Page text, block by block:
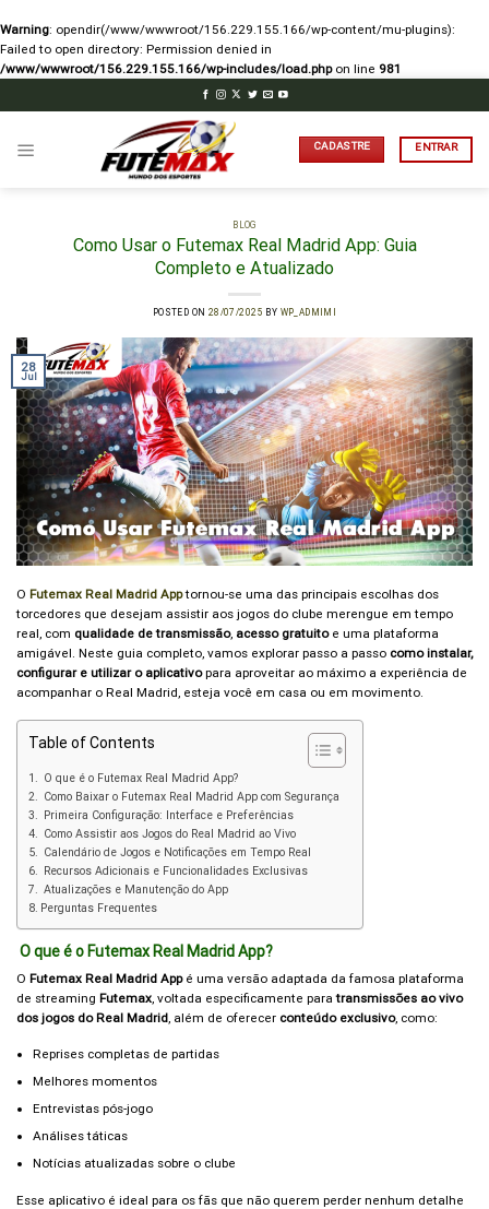
Warning: opendir(/www/wwwroot/156.229.155.166/wp-content/mu-plugins):
Failed to open directory: Permission denied in
/www/wwwroot/156.229.155.166/wp-includes/load.phpon line 981
CADASTRE ENTRAR
BLOG
Como Usar o Futemax Real Madrid App: Guia
Completo e Atualizado
POSTED ON 28/07/2025 BY WP_ADMIMI
28
Jul
O Futemax Real Madrid Apptornou-se uma das principais escolhas dos
torcedores que desejam assistir aos jogos do clube merengue em tempo
real, com qualidade de transmissão, acesso gratuitoe uma plataforma
amigável. Neste guia completo, vamos explorar passo a passo como instalar,
configurar e utilizar o aplicativopara aproveitar ao máximo a experiência de
acompanhar o Real Madrid, esteja você em casa ou em movimento.
Table of Contents
O que é o Futemax Real Madrid App?
Como Baixar o Futemax Real Madrid App com Segurança
Primeira Configuração: Interface e Preferências
Como Assistir aos Jogos do Real Madrid ao Vivo
Calendário de Jogos e Notificações em Tempo Real
Recursos Adicionais e Funcionalidades Exclusivas
Atualizações e Manutenção do App
Perguntas Frequentes
O que é o Futemax Real Madrid App?
O Futemax Real Madrid Appé uma versão adaptada da famosa plataforma
de streaming Futemax, voltada especificamente paratransmissões ao vivo
dos jogos do Real Madrid, além de oferecer conteúdo exclusivo, como:
Reprises completas de partidas
Melhores momentos
Entrevistas pós-jogo
Análises táticas
Notícias atualizadas sobre o clube
Esse aplicativo é ideal para os fãs que não querem perder nenhum detalhe